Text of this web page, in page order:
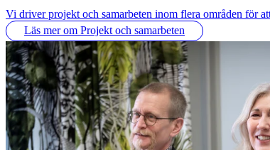
Vi driver projekt och samarbeten inom flera områden för
Läs mer om Projekt och samarbeten